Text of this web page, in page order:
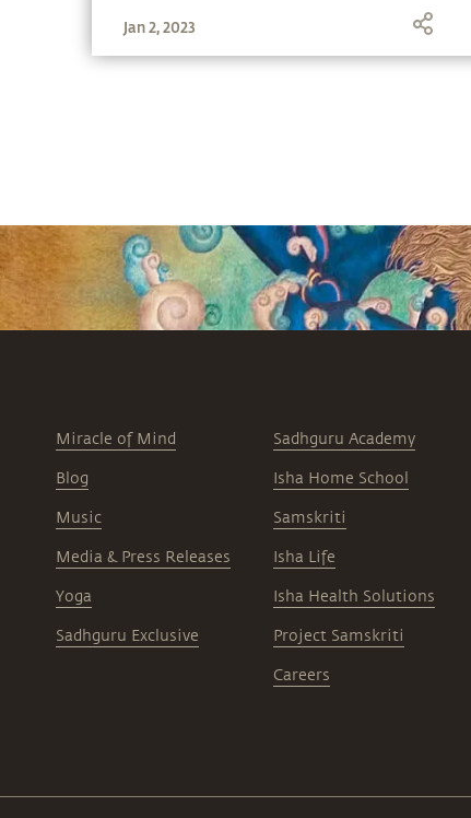
Jan 2, 2023
Miracle of Mind
Blog
Music
Media & Press Releases
Yoga
Sadhguru Exclusive
Sadhguru Academy
Isha Home School
Samskriti
Isha Life
Isha Health Solutions
Project Samskriti
Careers